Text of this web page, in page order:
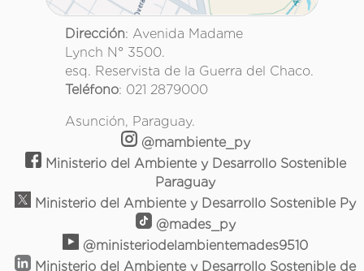
Dirección: Avenida Madame
Lynch N° 3500.
esq. Reservista de la Guerra del Chaco.
Teléfono: 021 2879000
Asunción, Paraguay.
@mambiente_py
Ministerio del Ambiente y Desarrollo Sostenible
Paraguay
Ministerio del Ambiente y Desarrollo Sostenible Py
@mades_py
@ministeriodelambientemades9510
Ministerio del Ambiente y Desarrollo Sostenible de